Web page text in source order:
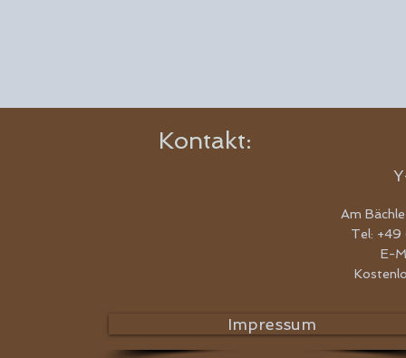
Kontakt:
Am
Tel:
E-
Impressum